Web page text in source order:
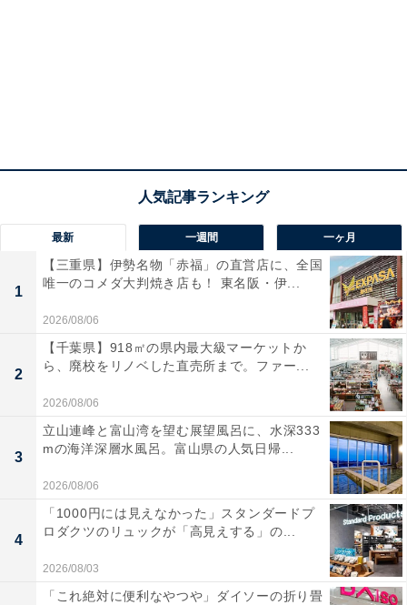
最新 一週間 一ヶ月
1
【三重県】伊勢名物「赤福」の直営店に、全国
唯一のコメダ大判焼き店も！ 東名阪・伊...
2026/08/06
2
【千葉県】918㎡の県内最大級マーケットか
ら、廃校をリノベした直売所まで。ファー...
2026/08/06
3
立山連峰と富山湾を望む展望風呂に、水深333
mの海洋深層水風呂。富山県の人気日帰...
2026/08/06
4
「1000円には見えなかった」スタンダードプ
ロダクツのリュックが「高見えする」の...
2026/08/03
「これ絶対に便利なやつや」ダイソーの折り畳